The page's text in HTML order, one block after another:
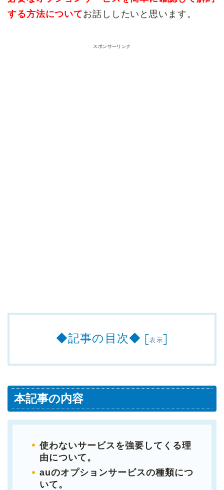
する方法についてお話ししたいと思います。
スポンサーリンク
◆記事の目次◆ [表示]
本記事の内容
使わないサービスを強要してくる理
由について 。
auのオプションサービスの種類につ
いて。